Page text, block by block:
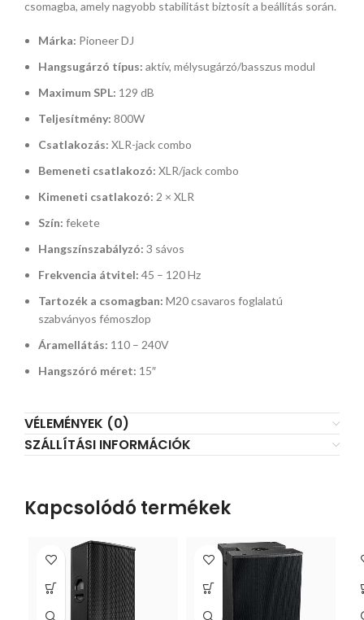
csomagba, amely nagyobb stabilitást biztosít a beállítás során.
Márka: Pioneer DJ
Hangsugárzó típus: aktív, mélysugárzó/basszus modul
Maximum SPL: 129 dB
Teljesítmény: 800W
Csatlakozás: XLR-jack combo
Bemeneti csatlakozó: XLR/jack combo
Kimeneti csatlakozó: 2 × XLR
Szín: fekete
Hangszínszabályzó: 3 sávos
Frekvencia átvitel: 45 – 120 Hz
Tartozék a csomagban: M20 csavaros foglalatú
szabványos fémoszlop
Áramellátás: 110 – 240V
Hangszóró méret: 15″
VÉLEMÉNYEK (0)
SZÁLLÍTÁSI INFORMÁCIÓK
Kapcsolódó termékek